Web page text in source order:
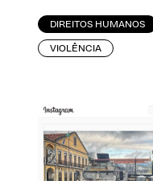
DIREITOS HUMANOS
VIOLÊNCIA